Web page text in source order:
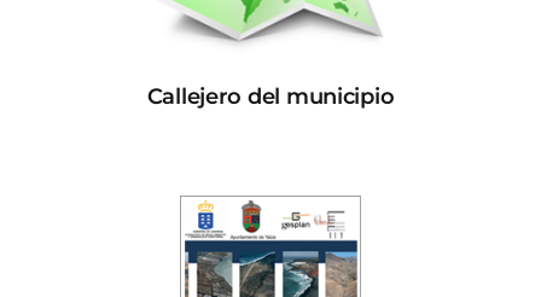
Callejero del municipio